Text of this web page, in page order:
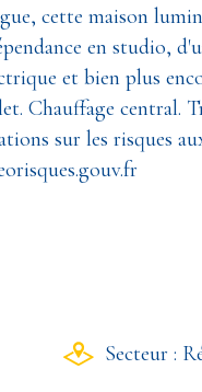
cette maison
en studio,
et bien plus
Chauffage central.
sur les risques
Secteur :